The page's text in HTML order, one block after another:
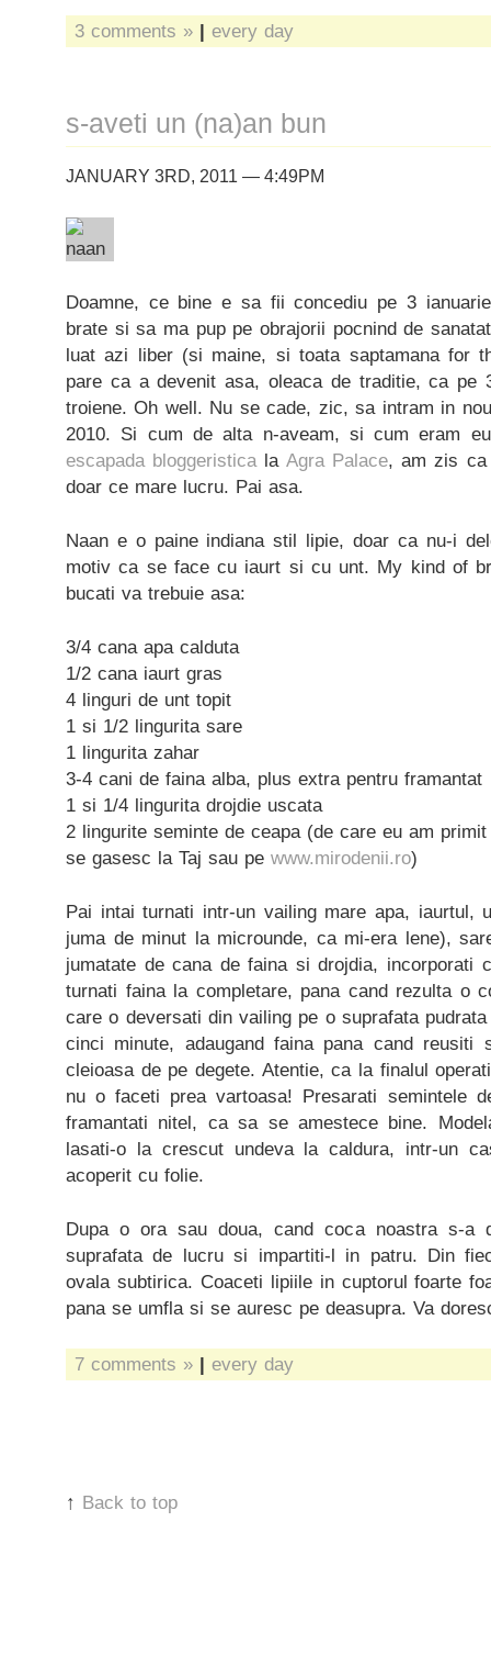
3 comments » | every day
s-aveti un (na)an bun
JANUARY 3RD, 2011 — 4:49PM
Doamne, ce bine e sa fii concediu pe 3
brate si sa ma pup pe obrajorii pocnind de
luat azi liber (si maine, si toata saptamana for
pare ca a devenit asa, oleaca de traditie, ca pe
troiene. Oh well. Nu se cade, zic, sa intram in
2010. Si cum de alta n-aveam, si cum eram
escapada bloggeristicala Agra Palace, am zis ca
doar ce mare lucru. Pai asa.
Naan e o paine indiana stil lipie, doar ca nu-i
motiv ca se face cu iaurt si cu unt. My kind of
bucati va trebuie asa:
3/4 cana apa calduta
1/2 cana iaurt gras
4 linguri de unt topit
1 si 1/2 lingurita sare
1 lingurita zahar
3-4 cani de faina alba, plus extra pentru framantat
1 si 1/4 lingurita drojdie uscata
2 lingurite seminte de ceapa (de care eu am
se gasesc la Taj sau pe www.mirodenii.ro)
Pai intai turnati intr-un vailing mare apa, iaurtul,
juma de minut la microunde, ca mi-era lene),
jumatate de cana de faina si drojdia, incorporati
turnati faina la completare, pana cand rezulta o
care o deversati din vailing pe o suprafata
cinci minute, adaugand faina pana cand reusiti
cleioasa de pe degete. Atentie, ca la finalul
nu o faceti prea vartoasa! Presarati semintele
framantati nitel, ca sa se amestece bine.
lasati-o la crescut undeva la caldura, intr-un
acoperit cu folie.
Dupa o ora sau doua, cand coca noastra s-a
suprafata de lucru si impartiti-l in patru. Din
ovala subtirica. Coaceti lipiile in cuptorul foarte
pana se umfla si se auresc pe deasupra. Va
7 comments » | every day
↑ Back to top